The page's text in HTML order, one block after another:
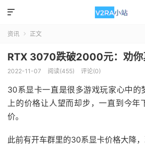

资讯  正文
RTX 3070跌破2000元：劝你
2022-11-07 阅读(455) 评论(0)
30系显卡一直是很多游戏玩家心中的
上的价格让人望而却步，一直到今年
价。
此前有开车群里的30系显卡价格大降